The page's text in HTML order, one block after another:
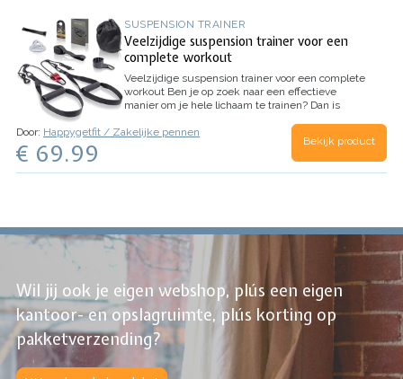
SUSPENSION TRAINER
Veelzijdige suspension trainer voor een
complete workout
Veelzijdige suspension trainer voor een complete
workout Ben je op zoek naar een effectieve
manier om je hele lichaam te trainen? Dan is
keuze voor jou. Met een suspension…
Door: Happygetfit / Zakelijke pennen
€ 69.99 Bekijk product
Wil jij ook je eigen webshop, plús een eigen
kantoor- en opslagruimte, plús korting op
pakketverzending?